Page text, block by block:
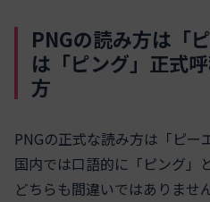
PNGの読み方は「
は「ピング」正式
方
PNGの正式な読み方は「ピー
国内では口語的に「ピング」
どちらも間違いではありませ